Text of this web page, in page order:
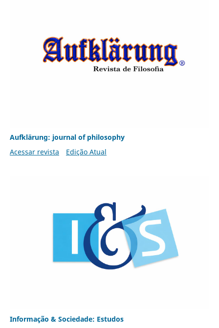
Aufklärung: journal of philosophy
Acessar revista
Edição Atual
Informação & Sociedade: Estudos